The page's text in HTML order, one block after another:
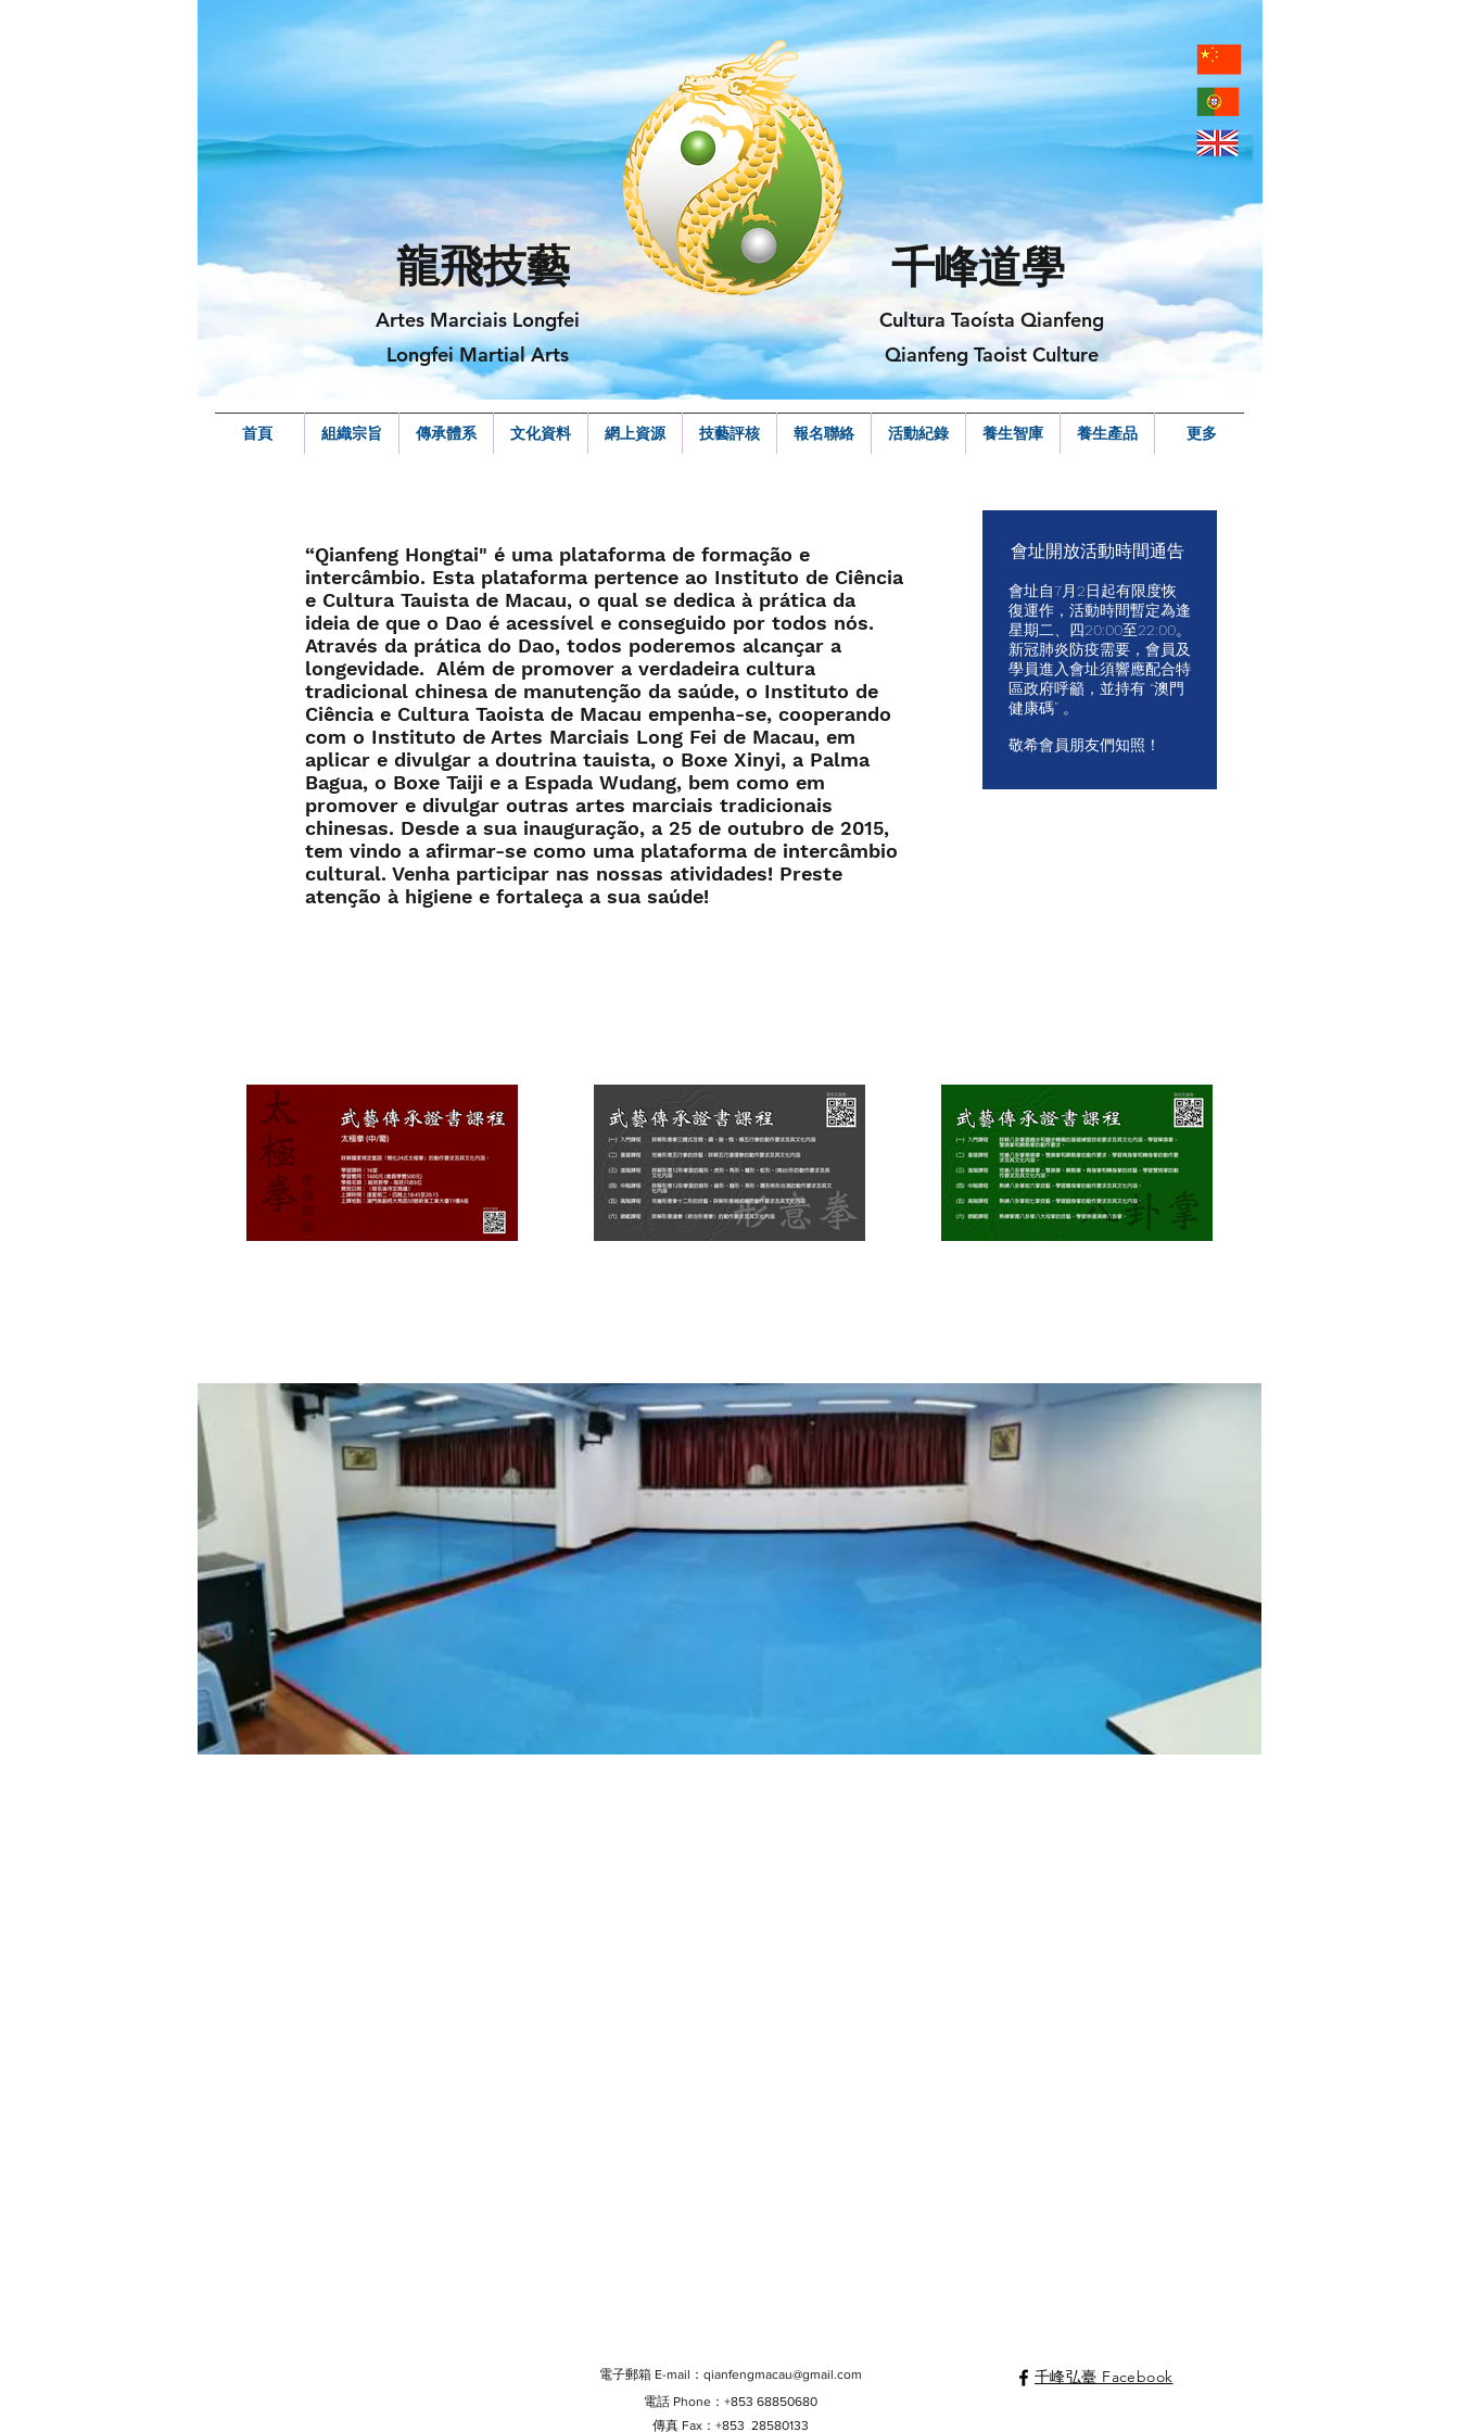
龍飛技藝 千峰道學
Longfei Martial Arts
Artes Marciais Longfei
Cultura Taoísta Qianfeng
Qianfeng Taoist Culture
首頁 組織宗旨 傳承體系 文化資料 網上資源 技藝評核 報名聯絡 活動紀錄 養生智庫 養生產品 更多
“Qianfeng Hongtai" é uma plataforma de formação e
intercâmbio. Esta plataforma pertence ao Instituto de Ciência
e Cultura Tauista de Macau, o qual se dedica à prática da
ideia de que o Dao é acessível e conseguido por todos nós.
Através da prática do Dao, todos poderemos alcançar a
longevidade. Além de promover a verdadeira cultura
tradicional chinesa de manutenção da saúde, o Instituto de
Ciência e Cultura Taoista de Macau empenha-se, cooperando
com o Instituto de Artes Marciais Long Fei de Macau, em
aplicar e divulgar a doutrina tauista, o Boxe Xinyi, a Palma
Bagua, o Boxe Taiji e a Espada Wudang, bem como em
promover e divulgar outras artes marciais tradicionais
chinesas. Desde a sua inauguração, a 25 de outubro de 2015,
tem vindo a afirmar-se como uma plataforma de intercâmbio
cultural. Venha participar nas nossas atividades! Preste
atenção à higiene e fortaleça a sua saúde!
會址開放活動時間通告
會址自7月2日起有限度恢
復運作，活動時間暫定為逢
星期二、四20:00至22:00。
新冠肺炎防疫需要，會員及
學員進入會址須響應配合特
區政府呼籲，並持有 “澳門
健康碼” 。
敬希會員朋友們知照！
電子郵箱 E-mail： qianfengmacau@gmail.com 千峰弘臺 Facebook
電話 Phone：+853 68850680
傳真 Fax：+853 28580133